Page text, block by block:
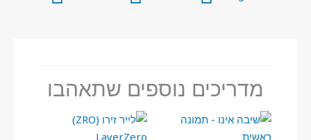
מדריכים נוספים שתאהבו